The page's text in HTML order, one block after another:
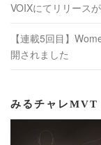
VOIXにてリリース
【連載5回目】
開されました
みるチャレMVT